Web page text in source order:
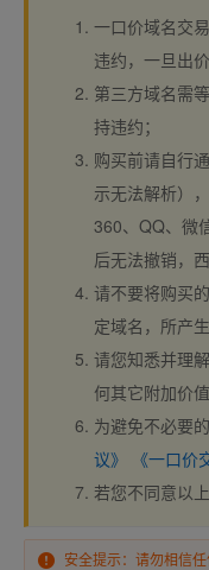
一口价域名交
违约，一旦出
第三方域名需
持违约；
购买前请自行
示无法解析）
360、QQ、微
后无法撤销，
请不要将购买
定域名，所产
请您知悉并理
何其它附加价
为避免不必要
议》
《一口价
若您不同意以
安全提示：请勿相信